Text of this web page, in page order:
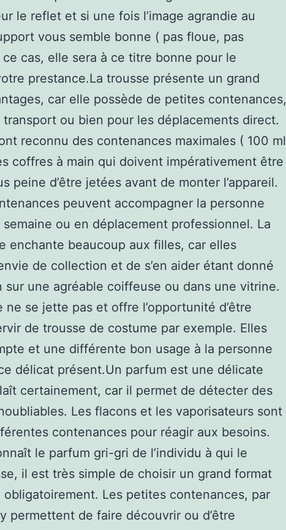
le reflet et si une fois l’image agrandie au
vous semble bonne ( pas floue, pas
cas, elle sera à ce titre bonne pour le
prestance.La trousse présente un grand
car elle possède de petites contenances,
ou bien pour les déplacements direct.
reconnu des contenances maximales ( 100 ml
coffres à main qui doivent impérativement être
peine d’être jetées avant de monter l’appareil.
peuvent accompagner la personne
semaine ou en déplacement professionnel. La
enchante beaucoup aux filles, car elles
de collection et de s’en aider étant donné
sur une agréable coiffeuse ou dans une vitrine.
ne se jette pas et offre l’opportunité d’être
de trousse de costume par exemple. Elles
et une différente bon usage à la personne
délicat présent.Un parfum est une délicate
certainement, car il permet de détecter des
Les flacons et les vaporisateurs sont
contenances pour réagir aux besoins.
le parfum gri-gri de l’individu à qui le
il est très simple de choisir un grand format
obligatoirement. Les petites contenances, par
permettent de faire découvrir ou d’être